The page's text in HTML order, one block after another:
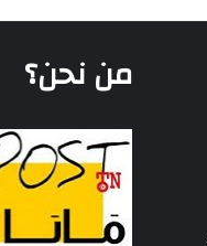
من نحن؟